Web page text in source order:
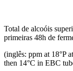
Total de alcoóis
primeiras 48h de
(inglês: ppm at 18°P
then 14°C in EBC